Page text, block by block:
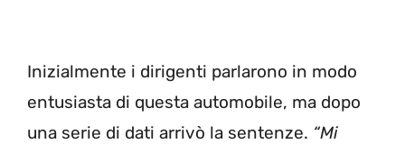
Inizialmente i dirigenti parlarono in modo
entusiasta di questa automobile, ma dopo
una serie di dati arrivò la sentenze. “Mi